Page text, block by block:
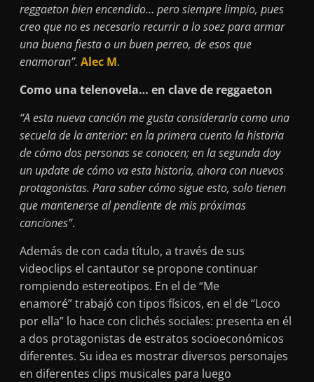
reggaeton bien encendido… pero siempre limpio, pues
creo que no es necesario recurrir a lo soez para armar
una buena fiesta o un buen perreo, de esos que
enamoran”. Alec M.
Como una telenovela… en clave de reggaeton
“A esta nueva canción me gusta considerarla como una
secuela de la anterior: en la primera cuento la historia
de cómo dos personas se conocen; en la segunda doy
un update de cómo va esta historia, ahora con nuevos
protagonistas. Para saber cómo sigue esto, solo tienen
que mantenerse al pendiente de mis próximas
canciones”.
Además de con cada título, a través de sus
videoclips el cantautor se propone continuar
rompiendo estereotipos. En el de “Me
enamoré” trabajó con tipos físicos, en el de “Loco
por ella” lo hace con clichés sociales: presenta en él
a dos protagonistas de estratos socioeconómicos
diferentes. Su idea es mostrar diversos personajes
en diferentes clips musicales para luego